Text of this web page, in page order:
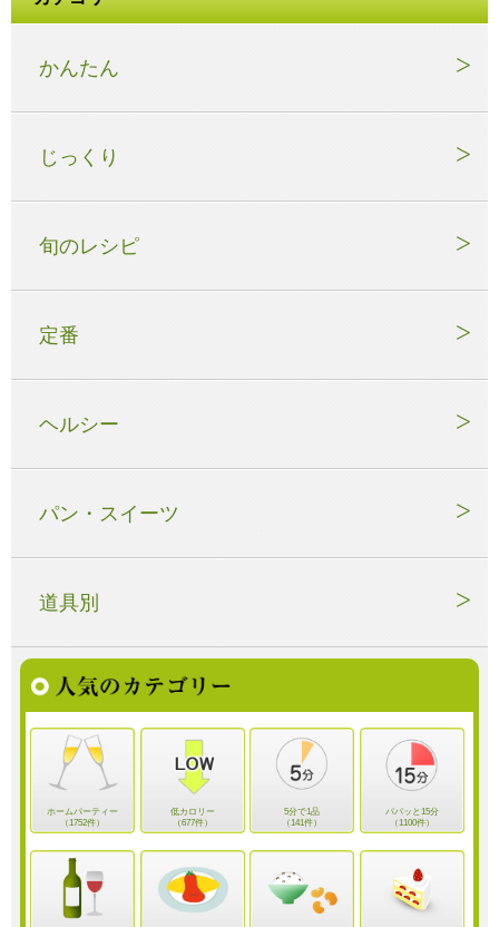
かんたん
じっくり
旬のレシピ
定番
ヘルシー
パン・スイーツ
道具別
ホームパーティー
（1752件）
低カロリー
（677件）
5分で1品
（141件）
パパッと15分
（1100件）